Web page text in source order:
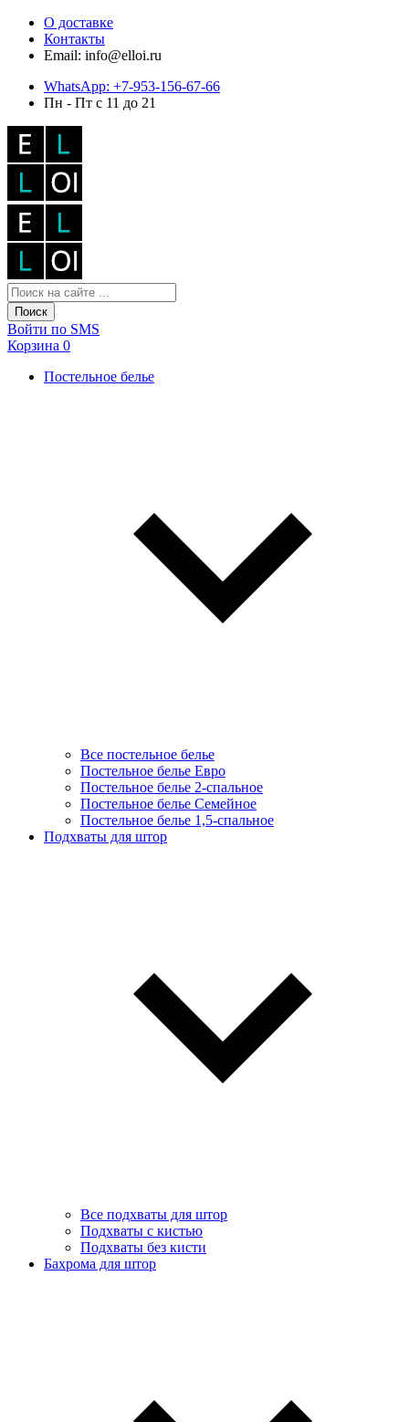
О доставке
Контакты
Email: info@elloi.ru
WhatsApp: +7-953-156-67-66
Пн - Пт с 11 до 21
Поиск
Войти по SMS
Корзина 0
Постельное белье
Все постельное белье
Постельное белье Евро
Постельное белье 2-спальное
Постельное белье Семейное
Постельное белье 1,5-спальное
Подхваты для штор
Все подхваты для штор
Подхваты с кистью
Подхваты без кисти
Бахрома для штор